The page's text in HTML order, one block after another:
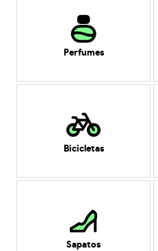
Perfumes
Bicicletas
Sapatos